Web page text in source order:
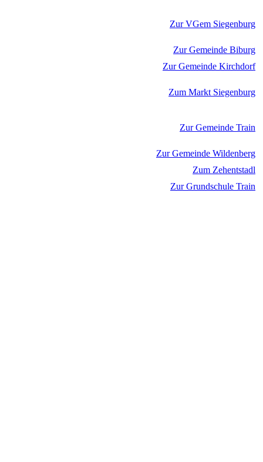
Zur VGem Siegenburg
Zur Gemeinde Biburg
Zur Gemeinde Kirchdorf
Zum Markt Siegenburg
Zur Gemeinde Train
Zur Gemeinde Wildenberg
Zum Zehentstadl
Zur Grundschule Train